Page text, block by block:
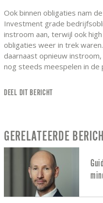
Ook binnen obligaties nam
Investment grade
instroom aan, terwijl ook
obligaties weer in trek
daarnaast opnieuw
nog steeds meespelen in de
DEEL DIT BERICHT
GERELATEERDE